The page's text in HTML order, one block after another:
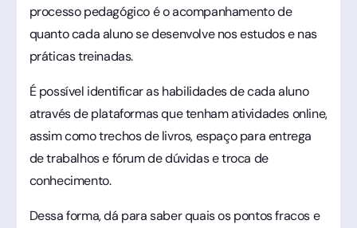
processo pedagógico é o acompanhamento de
quanto cada aluno se desenvolve nos estudos e nas
práticas treinadas.
É possível identificar as habilidades de cada aluno
através de plataformas que tenham atividades online,
assim como trechos de livros, espaço para entrega
de trabalhos e fórum de dúvidas e troca de
conhecimento.
Dessa forma, dá para saber quais os pontos fracos e